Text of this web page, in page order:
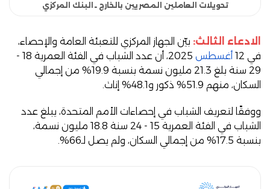
تحويلات العاملين المصريين بالخارج ـ البنك المركزي
الادعاء الثالث: بيّن الجهاز المركزي للتعبئة العامة والإحصاء،
في 12
أغسطس
2025، أن عدد الشباب في الفئة العمرية 18 -
29 سنة بلغ 21.3 مليون نسمة بنسبة 19.9% من إجمالي
السكان، منهم 51.9% ذكور و48.1% إناث.
ووفقًا لتعريف الشباب في إحصاءات الأمم المتحدة، يبلغ عدد
الشباب في الفئة العمرية 15 - 24 سنة 18.8 مليون نسمة،
بنسبة 17.5% من إجمالي السكان، ولم يصل لـ66%.